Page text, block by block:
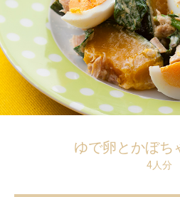
ゆで卵とかぼち
4人分